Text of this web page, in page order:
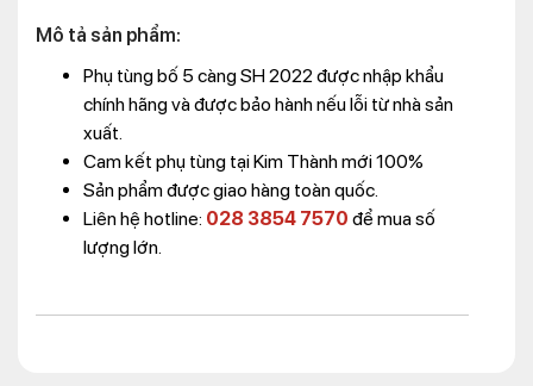
Mô tả sản phẩm:
Phụ tùng bố 5 càng SH 2022 được nhập khẩu
chính hãng và được bảo hành nếu lỗi từ nhà sản
xuất.
Cam kết phụ tùng tại Kim Thành mới 100%
Sản phẩm được giao hàng toàn quốc.
Liên hệ hotline: 028 3854 7570 để mua số
lượng lớn.